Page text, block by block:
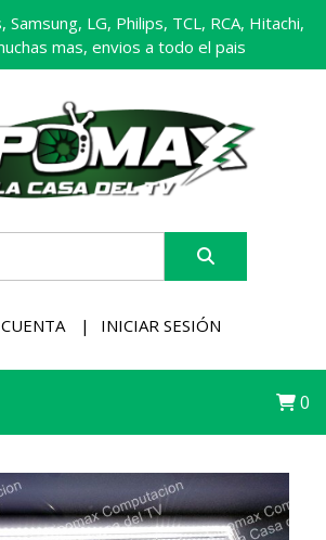
LG, Philips, TCL, RCA, Hitachi,
mas, envios a todo el pais
INICIAR SESIÓN
0